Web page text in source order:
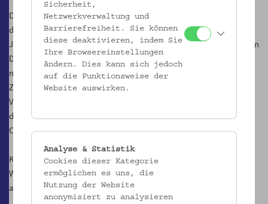
Das visionäre Wiener Museum der Migration zeigt uns, wie radikal
das Träumen und das Fordern sein können. Mit Araba Evelyn
Johnston-Arthur hinterfragen wir institutionelle Inszenierungen von
Dekolonialitäten und fragen nach (neo)kolonialen und post-
nazistischen Wunden, Verschüttungen und Verwobenheiten im
Zusammenhang von Kontinuitäten des museal organisierten
Vergessens. Mit Martina Griesser-Stermscheg erkunden wir das
demokratische Potenzial des analogen wie digitalen Museums als
Commons.
Kurz: Von März bis Juni 2024 träumen, planen und fragen wir uns:
Was wäre ein Volkskundemuseum der Zukunft als ein Museum für
alle?
Sicherheit,
Netzwerkverwaltung und
Barrierefreiheit. Sie können
diese deaktivieren, indem Sie
Ihre Browsereinstellungen
ändern. Dies kann sich jedoch
auf die Funktionsweise der
Website auswirken.
Analyse & Statistik
Cookies dieser Kategorie
ermöglichen es uns, die
Nutzung der Website
anonymisiert zu analysieren